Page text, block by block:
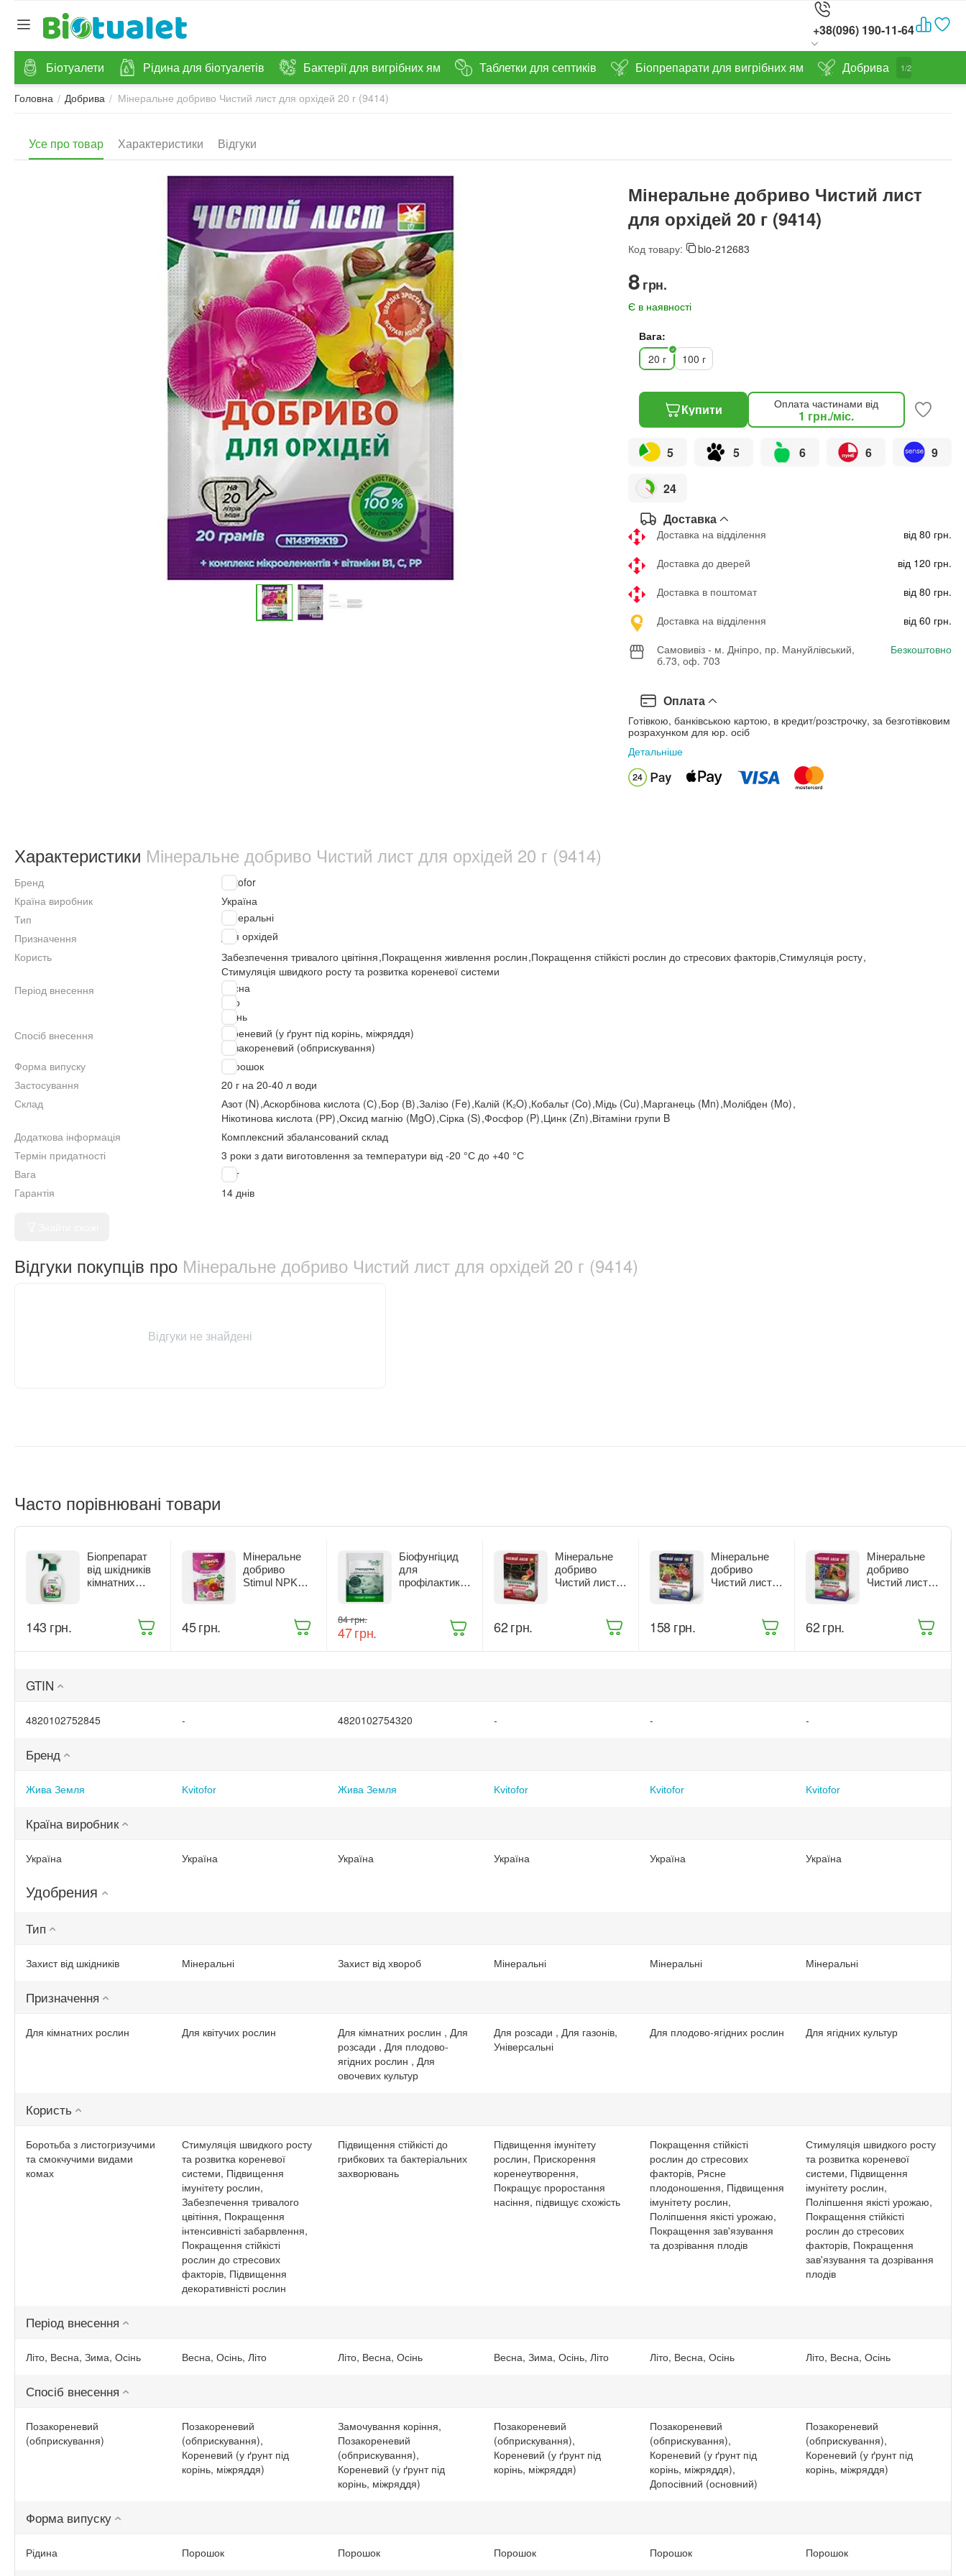
+38(096) 190-11-64
Біотуалети Рідина для біотуалетів Бактерії для вигрібних ям Таблетки для септиків Біопрепарати для вигрібних ям Добрива 1/2
Головна / Добрива / Мінеральне добриво Чистий лист для орхідей 20 г (9414)
Усе про товар Характеристики Відгуки
Мінеральне добриво Чистий лист
для орхідей 20 г (9414)
Код товару: bio-212683
‍8‍грн.
Є в наявності
Вага:
20 г
100 г
Купити Оплата частинами від
1 грн./міс.
5 5 6 6 9
24
Доставка
Доставка на відділення
від 80 грн.
Доставка до дверей
від 120 грн.
Доставка в поштомат
від 80 грн.
Доставка на відділення
від 60 грн.
Самовивіз - м. Дніпро, пр. Мануйлівський,
б.73, оф. 703
Безкоштовно
Оплата
Готівкою, банківською картою, в кредит/розстрочку, за безготівковим
розрахунком для юр. осіб
Детальніше
Характеристики Мінеральне добриво Чистий лист для орхідей 20 г (9414)
Бренд
Kvitofor
Країна виробник
Україна
Тип
Мінеральні
Призначення
Для орхідей
Користь
Забезпечення тривалого цвітіння,Покращення живлення рослин,Покращення стійкісті рослин до стресових факторів,Стимуляція росту,
Стимуляція швидкого росту та розвитка кореневої системи
Період внесення
Весна
Літо
Осінь
Спосіб внесення
Кореневий (у ґрунт під корінь, міжряддя)
Позакореневий (обприскування)
Форма випуску
Порошок
Застосування
20 г на 20-40 л води
Склад
Азот (N),Аскорбінова кислота (С),Бор (В),Залізо (Fe),Калій (K₂O),Кобальт (Co),Мідь (Cu),Марганець (Mn),Молібден (Mo),
Нікотинова кислота (РР),Оксид магнію (MgO),Сірка (S),Фосфор (P),Цинк (Zn),Вітаміни групи B
Додаткова інформація
Комплексний збалансований склад
Термін придатності
3 роки з дати виготовлення за температури від -20 °С до +40 °С
Вага
20 г
Гарантія
14 днів
Відгуки покупців про Мінеральне добриво Чистий лист для орхідей 20 г (9414)
Відгуки не знайдені
Часто порівнювані товари
Біопрепарат
від шкідників
кімнатних
спрей 300 мл
‍143‍ грн.
Мінеральне
добриво
Stimul NPK
‍45‍грн.
Біофунгіцид
для
профілактики
Триходерма
‍84‍ грн.
‍47‍грн.
Мінеральне
добриво
Чистий лист
‍62‍грн.
Мінеральне
добриво
Чистий лист
кущів 900 г
‍158‍грн.
Мінеральне
добриво
Чистий лист
‍62‍грн.
GTIN
4820102752845 - 4820102754320 - - -
Бренд
Жива Земля Kvitofor Жива Земля Kvitofor Kvitofor Kvitofor
Країна виробник
Україна Україна Україна Україна Україна Україна
Удобрения
Тип
Захист від шкідників Мінеральні Захист від хвороб Мінеральні Мінеральні Мінеральні
Призначення
Для кімнатних рослин Для квітучих рослин
Для кімнатних рослин , Для
розсади , Для плодово-
ягідних рослин , Для
овочевих культур
Для розсади , Для газонів,
Універсальні
Для плодово-ягідних рослин Для ягідних культур
Користь
Боротьба з листогризучими
та смокчучими видами
комах
Стимуляція швидкого росту
та розвитка кореневої
системи, Підвищення
імунітету рослин,
Забезпечення тривалого
цвітіння, Покращення
інтенсивністі забарвлення,
Покращення стійкісті
рослин до стресових
факторів, Підвищення
декоративністі рослин
Підвищення стійкісті до
грибкових та бактеріальних
захворювань
Підвищення імунітету
рослин, Прискорення
коренеутворення,
Покращує проростання
насіння, підвищує схожість
Покращення стійкісті
рослин до стресових
факторів, Рясне
плодоношення, Підвищення
імунітету рослин,
Поліпшення якісті урожаю,
Покращення зав'язування
та дозрівання плодів
Стимуляція швидкого росту
та розвитка кореневої
системи, Підвищення
імунітету рослин,
Поліпшення якісті урожаю,
Покращення стійкісті
рослин до стресових
факторів, Покращення
зав'язування та дозрівання
плодів
Період внесення
Літо, Весна, Зима, Осінь Весна, Осінь, Літо Літо, Весна, Осінь Весна, Зима, Осінь, Літо Літо, Весна, Осінь Літо, Весна, Осінь
Спосіб внесення
Позакореневий
(обприскування)
Позакореневий
(обприскування),
Кореневий (у ґрунт під
корінь, міжряддя)
Замочування коріння,
Позакореневий
(обприскування),
Кореневий (у ґрунт під
корінь, міжряддя)
Позакореневий
(обприскування),
Кореневий (у ґрунт під
корінь, міжряддя)
Позакореневий
(обприскування),
Кореневий (у ґрунт під
корінь, міжряддя),
Допосівний (основний)
Позакореневий
(обприскування),
Кореневий (у ґрунт під
корінь, міжряддя)
Форма випуску
Рідина Порошок Порошок Порошок Порошок Порошок